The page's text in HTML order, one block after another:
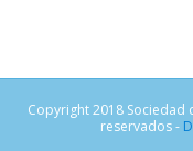
Copyright 2018
reservados -